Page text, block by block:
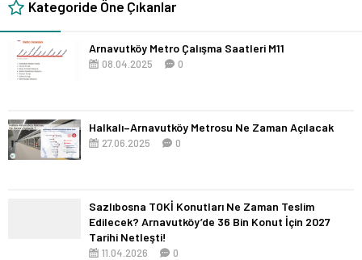
Kategoride Öne Çıkanlar
Arnavutköy Metro Çalışma Saatleri M11
08.04.2025 0
Halkalı–Arnavutköy Metrosu Ne Zaman Açılacak
27.06.2025 0
Sazlıbosna TOKİ Konutları Ne Zaman Teslim
Edilecek? Arnavutköy’de 36 Bin Konut İçin 2027
Tarihi Netleşti!
11.04.2026 0